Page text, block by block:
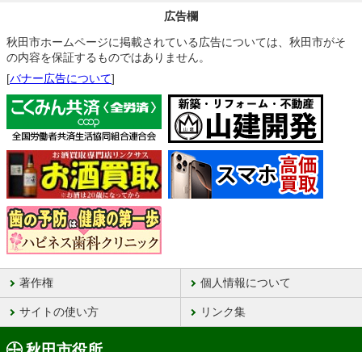
広告欄
秋田市ホームページに掲載されている広告については、秋田市がそ
の内容を保証するものではありません。
[バナー広告について]
著作権 個人情報について
サイトの使い方 リンク集